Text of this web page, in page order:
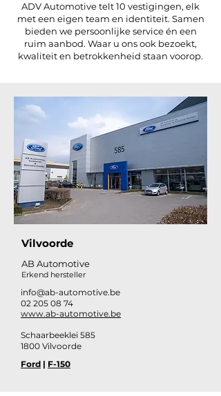
ADV Automotive telt 10 vestigingen, elk
met een eigen team en identiteit. Samen
bieden we persoonlijke service én een
ruim aanbod. Waar u ons ook bezoekt,
kwaliteit en betrokkenheid staan voorop.
Vilvoorde
AB Automotive
Erkend hersteller
info@ab-automotive.be
02 205 08 74
www.ab-automotive.be
Schaarbeeklei 585
1800 Vilvoorde​
Ford | F-150